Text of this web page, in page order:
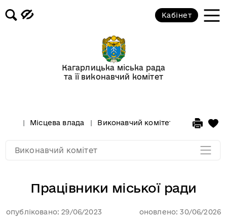
Кагарлицька міська рада
та її виконавчий комітет
Кабінет
Місцева влада Виконавчий комітет
Працівники міської ради
опубліковано: 29/06/2023 оновлено: 30/06/2026
Виконавчий комітет
Графік прийому громадян
Рішення сесій виконкому
Проекти рішень сесій виконкому
Мапа розділу